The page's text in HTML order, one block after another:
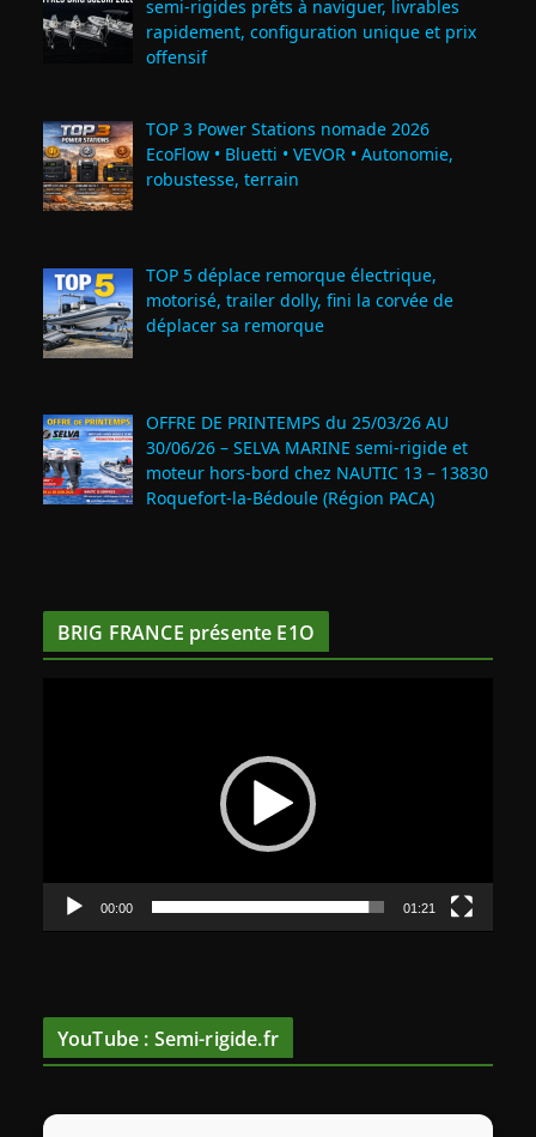
semi‑rigides prêts à naviguer, livrables
rapidement, configuration unique et prix
offensif
TOP 3 Power Stations nomade 2026
EcoFlow • Bluetti • VEVOR • Autonomie,
robustesse, terrain
TOP 5 déplace remorque électrique,
motorisé, trailer dolly, fini la corvée de
déplacer sa remorque
OFFRE DE PRINTEMPS du 25/03/26 AU
30/06/26 – SELVA MARINE semi-rigide et
moteur hors-bord chez NAUTIC 13 – 13830
Roquefort‑la‑Bédoule (Région PACA)
BRIG FRANCE présente E1O
i
o
00:00 01:21
YouTube : Semi-rigide.fr